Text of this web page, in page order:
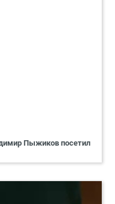
Пыжиков посетил